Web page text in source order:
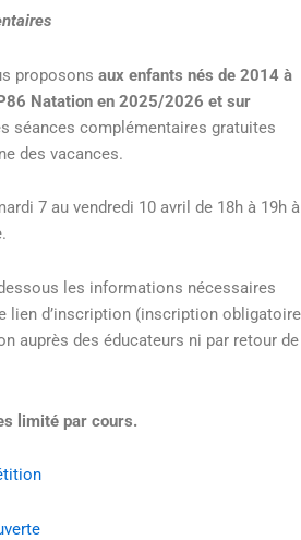
proposons aux enfants nés de 2014 à
Natation en 2025/2026 et sur
séances complémentaires gratuites
des vacances.
7 au vendredi 10 avril de 18h à 19h à
les informations nécessaires
lien d’inscription (inscription obligatoire
auprès des éducateurs ni par retour de
limité par cours.